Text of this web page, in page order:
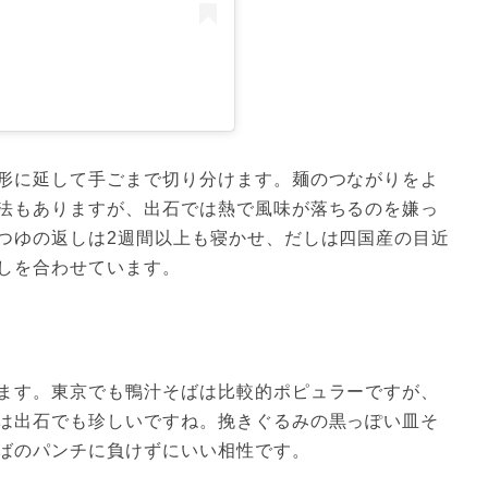
に延して手ごまで切り分けます。麺のつながりをよ
もありますが、出石では熱で風味が落ちるのを嫌っ
ゆの返しは2週間以上も寝かせ、だしは四国産の目近
を合わせています。
。東京でも鴨汁そばは比較的ポピュラーですが、
出石でも珍しいですね。挽きぐるみの黒っぽい皿そ
パンチに負けずにいい相性です。